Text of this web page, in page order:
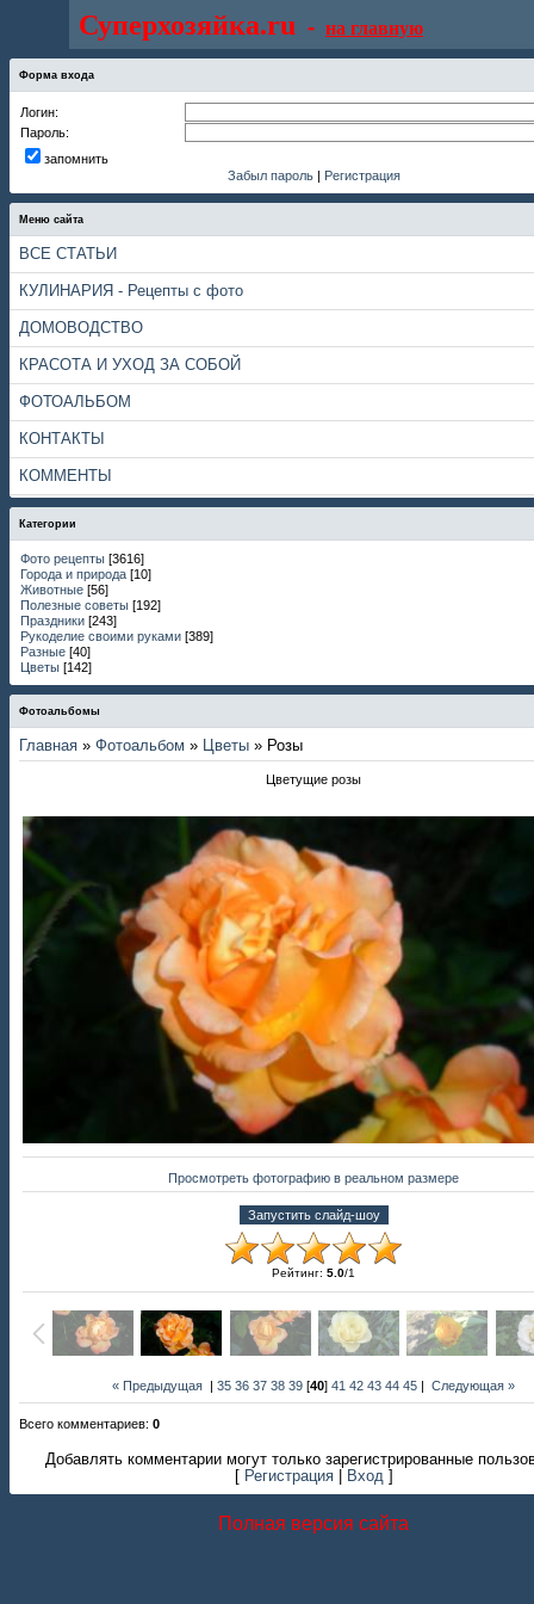
Суперхозяйка.ru - на главную
Форма входа
Логин:
Пароль:
запомнить
Забыл пароль | Регистрация
Меню сайта
ВСЕ СТАТЬИ
КУЛИНАРИЯ - Рецепты с фото
ДОМОВОДСТВО
КРАСОТА И УХОД ЗА СОБОЙ
ФОТОАЛЬБОМ
КОНТАКТЫ
КОММЕНТЫ
Категории
Фото рецепты [3616]
Города и природа [10]
Животные [56]
Полезные советы [192]
Праздники [243]
Рукоделие своими руками [389]
Разные [40]
Цветы [142]
Фотоальбомы
Главная » Фотоальбом » Цветы » Розы
Цветущие розы
Просмотреть фотографию в реальном размере
Рейтинг: 5.0/1
« Предыдущая |35 36 37 38 39 [40]41 42 43 44 45 |Следующая »
Всего комментариев: 0
Добавлять комментарии могут только зарегистрированные
Регистрация Вход
Полная версия сайта